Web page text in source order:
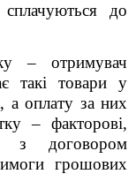
до
– отримувач
такі товари у
а оплату за них
– факторові,
з договором
грошових